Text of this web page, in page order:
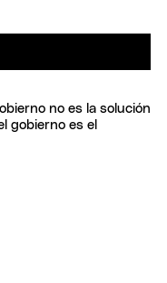
no es la solución
gobierno es el